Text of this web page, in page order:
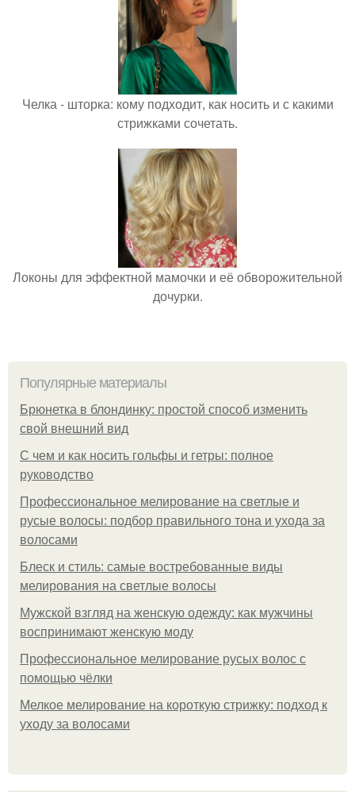
Челка - шторка: кому подходит, как носить и с какими
стрижками сочетать.
Локоны для эффектной мамочки и её обворожительной
дочурки.
Популярные материалы
Брюнетка в блондинку: простой способ изменить
свой внешний вид
С чем и как носить гольфы и гетры: полное
руководство
Профессиональное мелирование на светлые и
русые волосы: подбор правильного тона и ухода за
волосами
Блеск и стиль: самые востребованные виды
мелирования на светлые волосы
Мужской взгляд на женскую одежду: как мужчины
воспринимают женскую моду
Профессиональное мелирование русых волос с
помощью чёлки
Мелкое мелирование на короткую стрижку: подход к
уходу за волосами